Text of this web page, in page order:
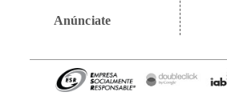
Anúnciate